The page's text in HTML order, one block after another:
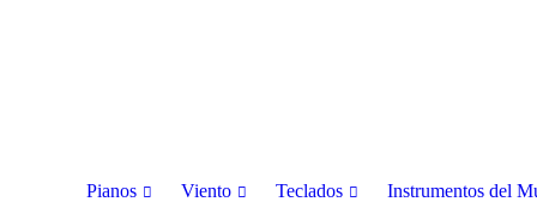
Pianos Viento Teclados Instrumentos del